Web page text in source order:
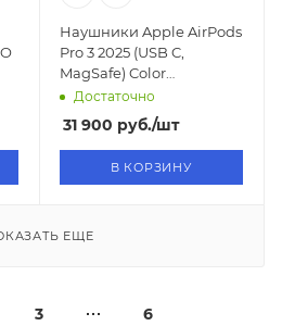
Наушники Apple AirPods
Pro 3 2025 (USB C,
MagSafe) Color
(Burgundi) Бордовый
Достаточно
31 900 руб./шт
В КОРЗИНУ
ЕЩЕ
3 6